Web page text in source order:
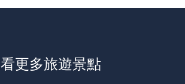
看更多旅遊景點